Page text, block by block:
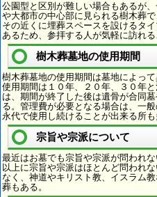
公園型と区別が難しい場合もあるが
や大都市の中心部に見られる樹木葬
その近くに埋葬スペースを設けるタ
あるため、参拝する人が気軽に訪れる
樹木葬墓地の使用期間
樹木葬墓地の使用期間は墓地によっ
使用期間は１０年、２０年、３０年
は、期間が終了した後は遺骨が合同
る。管理費が必要となる場合は、一
永代で使用し続けることが出来る所も
宗旨や宗派について
最近はお墓でも宗旨や宗派が問われ
以上に宗旨や宗派はほとんど問われ
なく、神道やキリスト教、イスラム
葬もある。